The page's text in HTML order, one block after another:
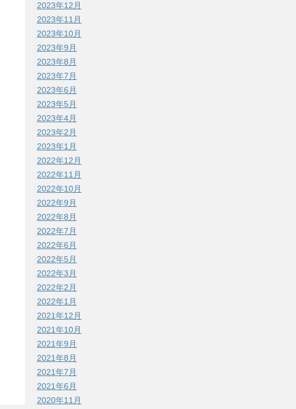
2023年12月
2023年11月
2023年10月
2023年9月
2023年8月
2023年7月
2023年6月
2023年5月
2023年4月
2023年2月
2023年1月
2022年12月
2022年11月
2022年10月
2022年9月
2022年8月
2022年7月
2022年6月
2022年5月
2022年3月
2022年2月
2022年1月
2021年12月
2021年10月
2021年9月
2021年8月
2021年7月
2021年6月
2020年11月